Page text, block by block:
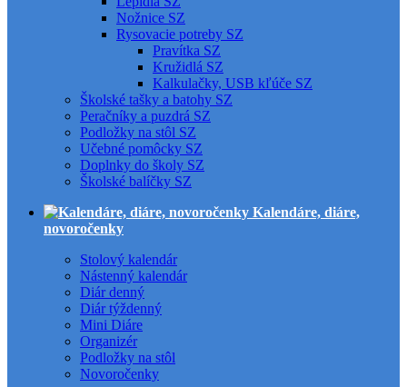
Nožnice SZ
Rysovacie potreby SZ
Pravítka SZ
Kružidlá SZ
Kalkulačky, USB kľúče SZ
Školské tašky a batohy SZ
Peračníky a puzdrá SZ
Podložky na stôl SZ
Učebné pomôcky SZ
Doplnky do školy SZ
Školské balíčky SZ
Kalendáre, diáre,
novoročenky
Stolový kalendár
Nástenný kalendár
Diár denný
Diár týždenný
Mini Diáre
Organizér
Podložky na stôl
Novoročenky